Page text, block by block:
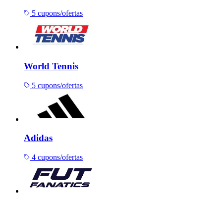
5 cupons/ofertas
World Tennis
5 cupons/ofertas
Adidas
4 cupons/ofertas